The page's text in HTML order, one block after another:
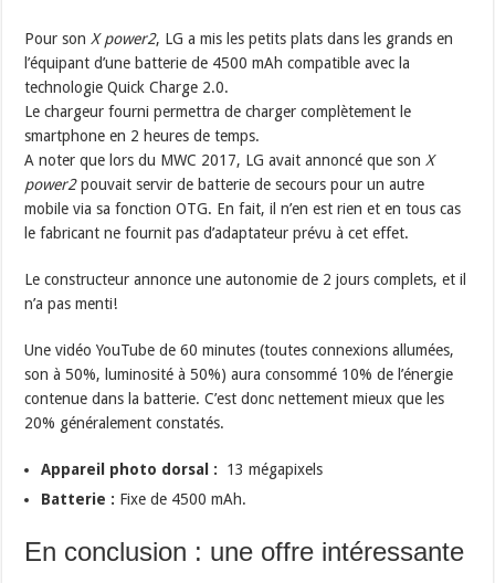
Pour son X power2, LG a mis les petits plats dans les grands en
l’équipant d’une batterie de 4500 mAh compatible avec la
technologie Quick Charge 2.0.
Le chargeur fourni permettra de charger complètement le
smartphone en 2 heures de temps.
A noter que lors du MWC 2017, LG avait annoncé que son X
power2pouvait servir de batterie de secours pour un autre
mobile via sa fonction OTG. En fait, il n’en est rien et en tous cas
le fabricant ne fournit pas d’adaptateur prévu à cet effet.
Le constructeur annonce une autonomie de 2 jours complets, et il
n’a pas menti!
Une vidéo YouTube de 60 minutes (toutes connexions allumées,
son à 50%, luminosité à 50%) aura consommé 10% de l’énergie
contenue dans la batterie. C’est donc nettement mieux que les
20% généralement constatés.
Appareil photo dorsal : 13 mégapixels
Batterie : Fixe de 4500 mAh.
En conclusion : une offre intéressante